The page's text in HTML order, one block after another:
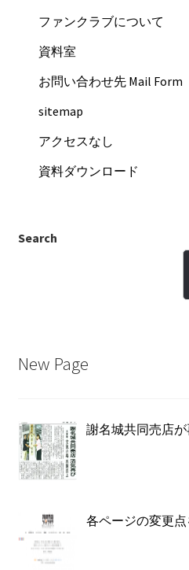
ファンクラブについて
資料室
お問い合わせ先 Mail Form
sitemap
アクセスなし
資料ダウンロード
Search
New Page
謝名城共同売店が
各ページの変更